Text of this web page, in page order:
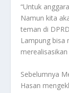
“Untuk
Namun kita
teman di
Lampung bisa
Sebelumnya
Hasan